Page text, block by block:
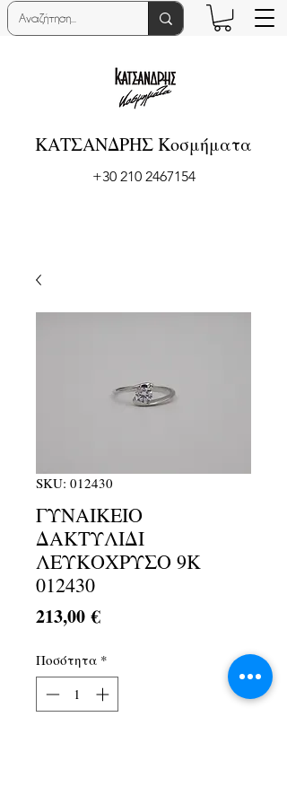
ΚΑΤΣΑΝΔΡΗΣ Κοσμήματα
+30 210 2467154
SKU: 012430
ΓΥΝΑΙΚΕΙΟ
ΔΑΚΤΥΛΙΔΙ
ΛΕΥΚΟΧΡΥΣΟ 9Κ
012430
213,00 €Τιμή
Ποσότητα *